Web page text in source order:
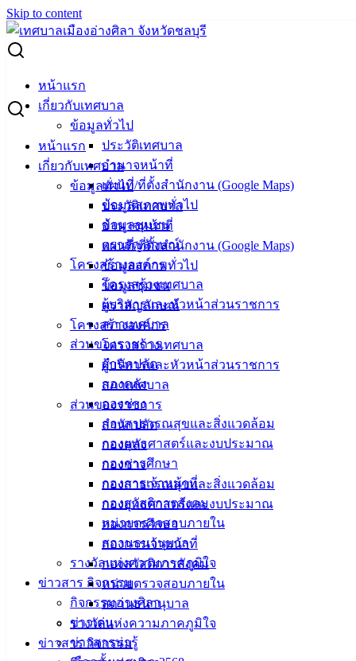
Skip to content
หน้าแรก
เกี่ยวกับเทศบาล
ข้อมูลทั่วไป
ประวัติเทศบาล
อำนาจหน้าที่
แผนที่/ที่ตั้งสำนักงาน (Google Maps)
ข้อมูลสภาพทั่วไป
ข้อมูลชุมชน
ตราสัญลักษณ์
โครงสร้างองค์กร
โครงสร้างเทศบาล
ผู้บริหารและหัวหน้าส่วนราชการ
สภาเทศบาล
ส่วนของราชการ
สำนักปลัด
กองคลัง
กองช่าง
กองสาธารณสุขและสิ่งแวดล้อม
กองยุทธศาสตร์และงบประมาณ
กองการศึกษา
กองการเจ้าหน้าที่
กองสวัสดิการสังคม
หน่วยตรวจสอบภายใน
สถานธนานุบาล
รางวัลแห่งความภาคภูมิใจ
ข่าวสาร กิจกรรม
กิจกรรมอ่างศิลา
ข่าวเด่น
ข่าวสารน่ารู้
หน้าแรก
เกี่ยวกับเทศบาล
ข้อมูลทั่วไป
ประวัติเทศบาล
อำนาจหน้าที่
แผนที่/ที่ตั้งสำนักงาน (Google Maps)
ข้อมูลสภาพทั่วไป
ข้อมูลชุมชน
ตราสัญลักษณ์
โครงสร้างองค์กร
โครงสร้างเทศบาล
ผู้บริหารและหัวหน้าส่วนราชการ
สภาเทศบาล
ส่วนของราชการ
สำนักปลัด
กองคลัง
กองช่าง
กองสาธารณสุขและสิ่งแวดล้อม
กองยุทธศาสตร์และงบประมาณ
กองการศึกษา
กองการเจ้าหน้าที่
กองสวัสดิการสังคม
หน่วยตรวจสอบภายใน
สถานธนานุบาล
รางวัลแห่งความภาคภูมิใจ
ข่าวสาร กิจกรรม
Search for:
บอกต่อบุญ กล่องเครื่องดื่มมีค่า “สร้างสื่ออักษรเบรลล์”
บอกต่อบุญ กล่องเครื่องดื่มมีค่า “สร้างสื่อ
อักษรเบรลล์”
พฤศจิกายน 10, 2023 พฤศจิกายน 28, 2023
ข่าวสารน่ารู้
เทศบาลเมืองอ่างศิลา โดยกองสาธารณสุขและสิ่งแวดล้อม ขอ
ชวนร่วมกิจกรรม กล่องเครื่องดื่มมีค่า อย่าทิ้งนะ !! เพื่อนำไป
รีไซเคิลทำอักษรเบรลล์ มอบให้สำหรับผู้มีความบกพร่องทาง
อย่าลืม ตัด ล้าง รวบรวม เพื่อปราศจาก มด หนู หนอน และสัตว์
ส่งบริจาคได้ที่ ฝ่ายบริหารงานสาธารณสุข กองสาธารณสุขและ
สิ่งแวดล้อม โทร. 09 0908 8282